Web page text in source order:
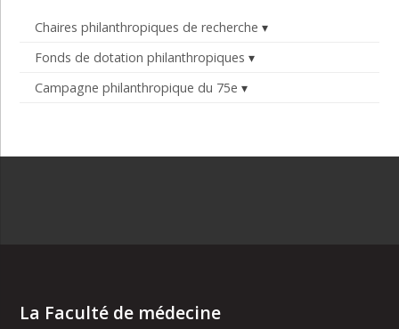
Chaires philanthropiques de recherche
Fonds de dotation philanthropiques
Campagne philanthropique du 75e
La Faculté de médecine